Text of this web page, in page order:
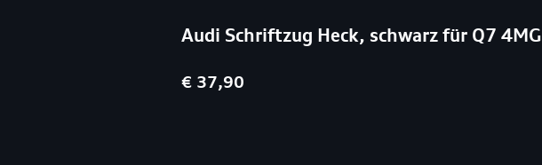
Audi Schriftzug Heck, schwarz für Q7 4MG
€ 37,90